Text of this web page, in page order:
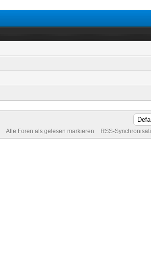
Alle Foren als gelesen markieren RSS-